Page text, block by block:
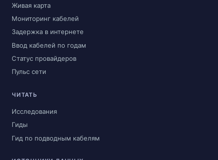
Живая карта
Мониторинг кабелей
Задержка в интернете
Ввод кабелей по годам
Статус провайдеров
Пульс сети
ЧИТАТЬ
Исследования
Гиды
Гид по подводным кабелям